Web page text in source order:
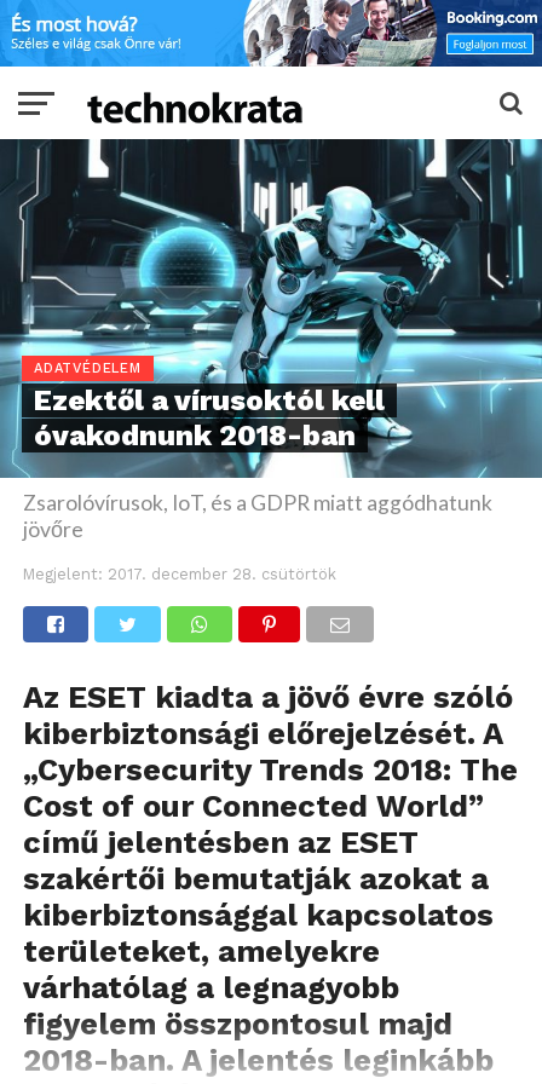
ADATVÉDELEM
Ezektől a vírusoktól kell
óvakodnunk 2018-ban
Zsarolóvírusok, IoT, és a GDPR miatt aggódhatunk
jövőre
Megjelent: 2017. december 28. csütörtök
Az ESET kiadta a jövő évre szóló
kiberbiztonsági előrejelzését. A
„Cybersecurity Trends 2018: The
Cost of our Connected World”
című jelentésben az ESET
szakértői bemutatják azokat a
kiberbiztonsággal kapcsolatos
területeket, amelyekre
várhatólag a legnagyobb
figyelem összpontosul majd
2018-ban. A jelentés leginkább